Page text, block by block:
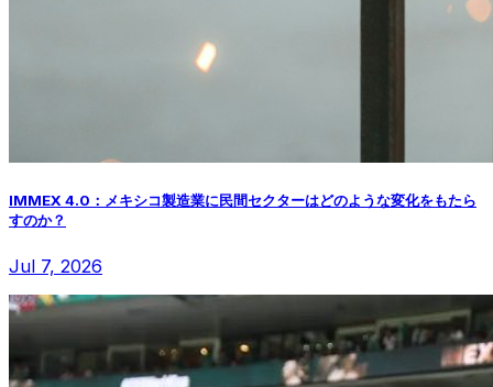
IMMEX 4.0：メキシコ製造業に民間セクターはどのような変化をもたら
すのか？
Jul 7, 2026